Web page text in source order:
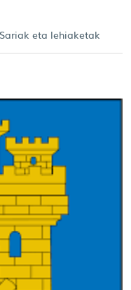
Sariak eta lehiaketak